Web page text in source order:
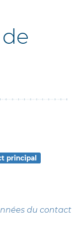
principal
du contact